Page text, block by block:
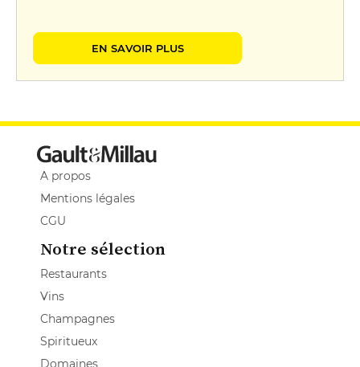
EN SAVOIR PLUS
A propos
Mentions légales
CGU
Notre sélection
Restaurants
Vins
Champagnes
Spiritueux
Domaines